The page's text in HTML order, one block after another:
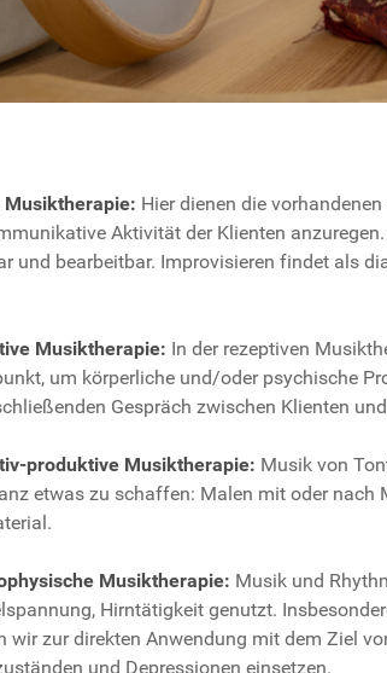
Hier dienen die
Aktivität der Klienten
und bearbeitbar. Improvisieren findet als
Musiktherapie: In der rezeptiven
um körperliche und/oder psychische
Gespräch zwischen Klienten
produktive Musiktherapie: Musik von
etwas zu schaffen: Malen mit oder
Musiktherapie: Musik und
Hirntätigkeit genutzt.
wir zur direkten Anwendung mit dem Ziel
und Depressionen einsetzen.